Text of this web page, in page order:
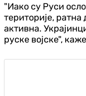
"Иако су Руси
територије, ратна
активна.
руске војске",